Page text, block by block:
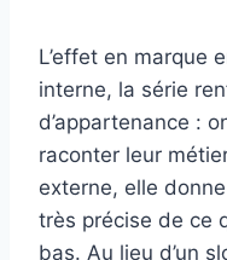
L’effet en marque
interne, la série
d’appartenance :
raconter leur
externe, elle
très précise de ce
bas. Au lieu d’un